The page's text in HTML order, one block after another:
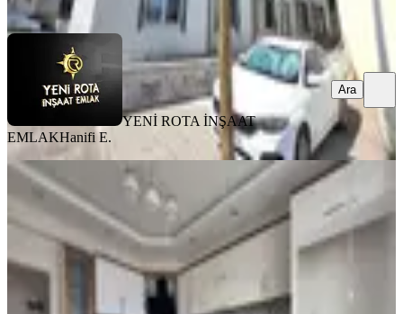
Ara
YENİ ROTA İNŞAAT
EMLAKHanifi E.
Ara
MANZARALI
Yeni Rota'dan - Doğukent -
Güneşevler Civarı Satılık 4+1 Daire
Dulkadiroğlu, Doğu Kent Mahallesi
4+1·195 m²·7. Kat
5.250.000 ₺